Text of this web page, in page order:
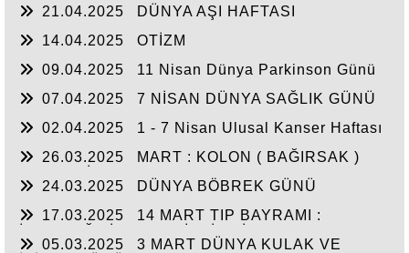
21.04.2025
DÜNYA AŞI HAFTASI
14.04.2025
OTİZM
09.04.2025
11 Nisan Dünya Parkinson Günü
07.04.2025
7 NİSAN DÜNYA SAĞLIK GÜNÜ
02.04.2025
1 - 7 Nisan Ulusal Kanser Haftası
26.03.2025
MART : KOLON ( BAĞIRSAK )
24.03.2025
DÜNYA BÖBREK GÜNÜ
17.03.2025
14 MART TIP BAYRAMI :
05.03.2025
3 MART DÜNYA KULAK VE